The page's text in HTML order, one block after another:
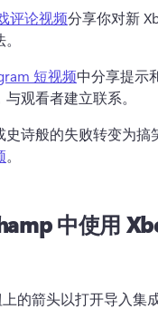
评论视频分享你对新
短视频中分享提示
观看者建立联系。
史诗般的失败转变为搞
。
中使用
的箭头以打开导入集成